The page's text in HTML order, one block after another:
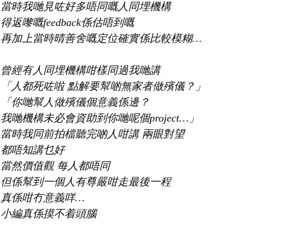
當時我哋見咗好多唔同嘅人同埋機構
得返嚟嘅feedback係估唔到嘅
再加上當時晴善舍嘅定位確實係比較模糊…
曾經有人同埋機構咁樣同過我哋講
「人都死咗啦 點解要幫啲無家者做殯儀？」
「你哋幫人做殯儀個意義係邊？
我哋機構未必會資助到你哋呢個project…」
當時我同前拍檔聽完啲人咁講 兩眼對望
都唔知講乜好
當然價值觀 每人都唔同
但係幫到一個人有尊嚴咁走最後一程
真係咁冇意義咩…
小編真係摸不着頭腦